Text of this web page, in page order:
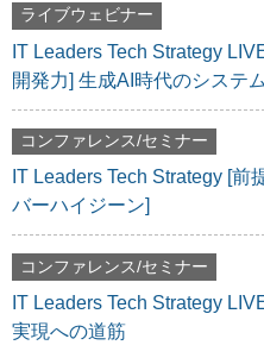
ライブウェビナー
IT Leaders Tech Strategy
開発力] 生成AI時代のシステ
コンファレンス/セミナー
IT Leaders Tech Strategy [前
バーハイジーン]
コンファレンス/セミナー
IT Leaders Tech Strategy
実現への道筋